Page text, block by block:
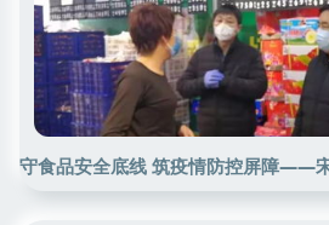
守食品安全底线 筑疫情防控屏障——